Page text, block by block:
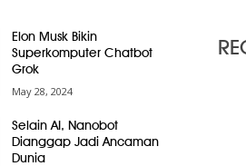
Elon Musk Bikin
Superkomputer Chatbot
Grok
May 28, 2024
Selain AI, Nanobot
Dianggap Jadi Ancaman
Dunia